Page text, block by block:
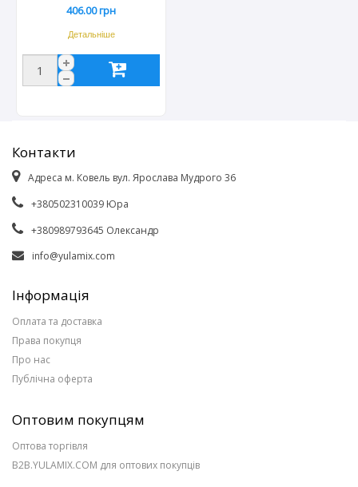
6500K (40шт/ящ) 3292
406.00 грн
Детальніше
Контакти
Адреса м. Ковель вул. Ярослава Мудрого 36
+380502310039 Юра
+380989793645 Олександр
info@yulamix.com
Інформація
Оплата та доставка
Права покупця
Про нас
Публічна оферта
Оптовим покупцям
Оптова торгівля
B2B.YULAMIX.COM для оптових покупців